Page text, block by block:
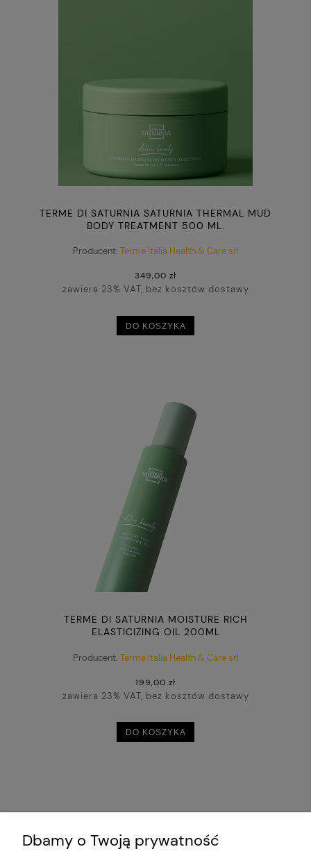
TERME DI SATURNIA SATURNIA THERMAL MUD
BODY TREATMENT 500 ML.
Producent: Terme Italia Health & Care srl
349,00 zł
zawiera 23% VAT, bez kosztów dostawy
DO KOSZYKA
TERME DI SATURNIA MOISTURE RICH
ELASTICIZING OIL 200ML
Producent: Terme Italia Health & Care srl
199,00 zł
zawiera 23% VAT, bez kosztów dostawy
DO KOSZYKA
Dbamy o Twoją prywatność